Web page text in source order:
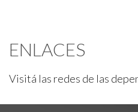
ENLACES
Visitá las redes de las